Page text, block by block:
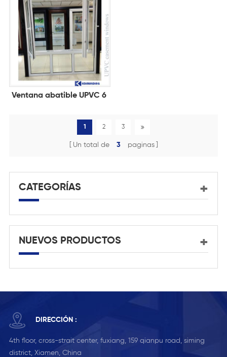
Ventana abatible UPVC 6
1 2 3
Un total de 3 paginas
CATEGORÍAS
NUEVOS PRODUCTOS
DIRECCIÓN :
4th floor, cross-strait center, fuxiang, 159 qianpu road, siming
district, Xiamen, China